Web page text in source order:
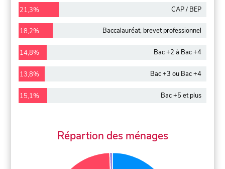
21,3% CAP / BEP
18,2% Baccalauréat, brevet professionnel
14,8% Bac +2 à Bac +4
13,8% Bac +3 ou Bac +4
15,1% Bac +5 et plus
Répartion des ménages